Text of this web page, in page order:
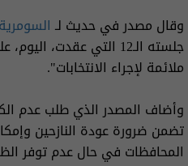
وقال مصدر في حديث لـ
جلسته الـ12 التي عقدت،
ملائمة لإجراء الانتخابات".
وأضاف المصدر الذي طلب عدم
تضمن ضرورة عودة النازحين
المحافظات في حال عدم توفر